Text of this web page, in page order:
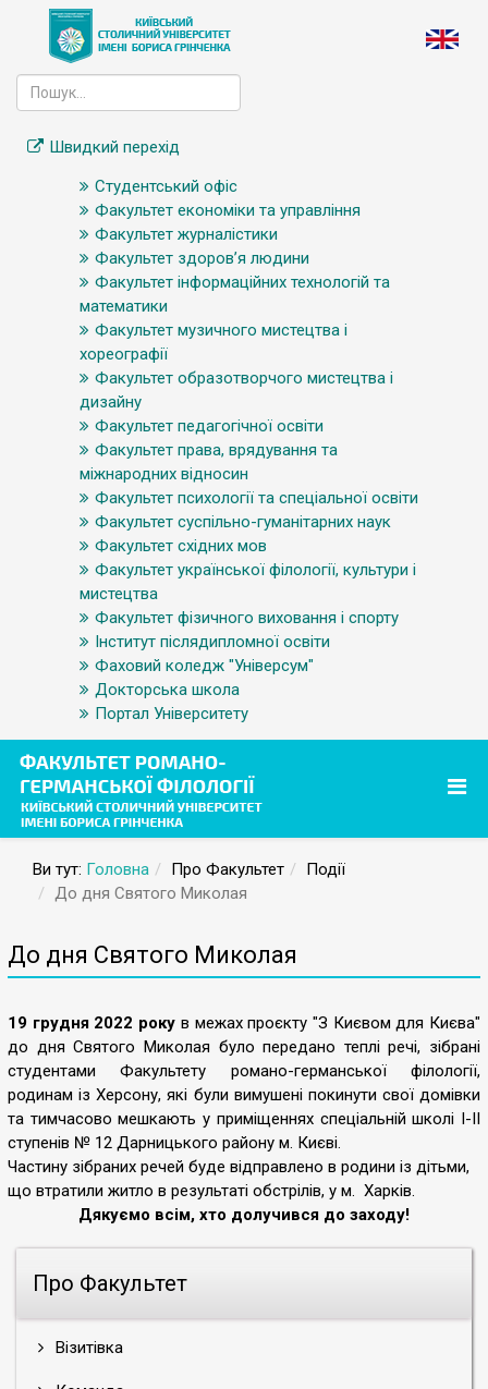
Швидкий перехід
Студентський офіс
Факультет економіки та управління
Факультет журналістики
Факультет здоров’я людини
Факультет інформаційних технологій та
математики
Факультет музичного мистецтва і
хореографії
Факультет образотворчого мистецтва і
дизайну
Факультет педагогічної освіти
Факультет права, врядування та
міжнародних відносин
Факультет психології та спеціальної освіти
Факультет суспільно-гуманітарних наук
Факультет східних мов
Факультет української філології, культури і
мистецтва
Факультет фізичного виховання і спорту
Інститут післядипломної освіти
Фаховий коледж "Універсум"
Докторська школа
Портал Університету
Ви тут: Головна Про Факультет
Події
До дня Святого Миколая
Про Факультет
Візитівка
До дня Святого Миколая
19 грудня 2022 року в межах проєкту "З Києвом для Києва"
до дня Святого Миколая було передано теплі речі, зібрані
студентами Факультету романо-германської філології,
родинам із Херсону, які були вимушені покинути свої домівки
та тимчасово мешкають у приміщеннях спеціальній школі І-ІІ
ступенів № 12 Дарницького району м. Києві.
Частину зібраних речей буде відправлено в родини із дітьми,
що втратили житло в результаті обстрілів, у м. Харків.
Дякуємо всім, хто долучився до заходу!